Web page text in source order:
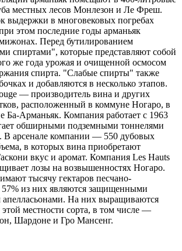
местных лесов Монлезон и Ле Фреш.
выдержки в многовековых погребах
этом последние годы арманьяк
Перед бутилированием
спиртами", которые представляют собой
же года урожая и очищенной осмосом
спирта. "Слабые спирты" также
и добавляются в несколько этапов.
— производитель вина и других
расположенный в коммуне Ногаро, в
Ба-Арманьяк. Компания работает с 1963
обширными подземными тоннелями
В арсенале компании — 550 дубовых
в которых вина приобретают
вкус и аромат. Компания Les Hauts
лозы на возвышенностях Ногаро.
тысячу гектаров песчано-
57% из них являются защищенными
апелласьонами. На них выращиваются
местности сорта, в том числе —
Шардоне и Гро Мансенг.